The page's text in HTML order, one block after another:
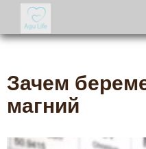
Зачем
магний